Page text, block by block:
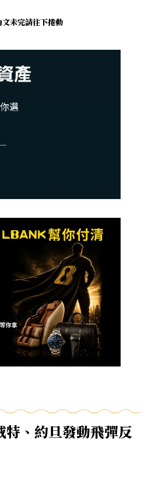
未完請往下捲動
特、約旦發動飛彈反